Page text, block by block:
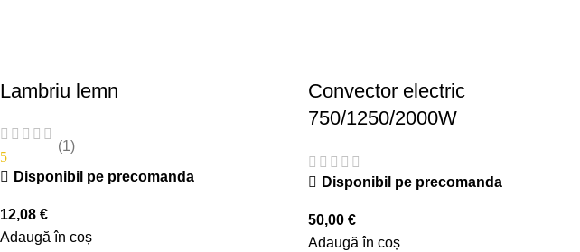
Lambriu lemn
5
(1)
Disponibil pe precomanda
12,08 €
Adaugă în coș
Convector electric
750/1250/2000W
Disponibil pe precomanda
50,00 €
Adaugă în coș